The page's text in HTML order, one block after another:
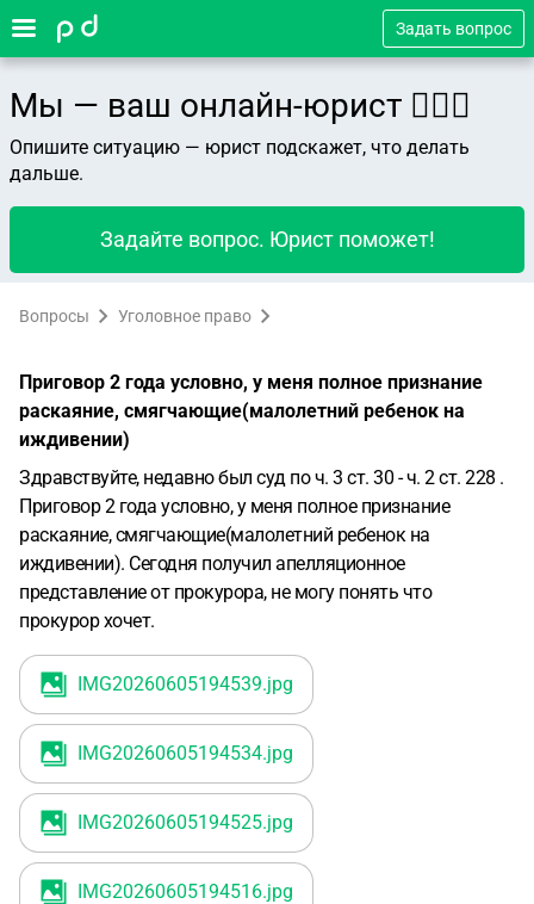
Задать вопрос
Мы — ваш онлайн-юрист 👨🏻‍⚖️
Опишите ситуацию — юрист подскажет, что делать
дальше.
Задайте вопрос. Юрист поможет!
Вопросы Уголовное право
Приговор 2 года условно, у меня полное признание
раскаяние, смягчающие(малолетний ребенок на
иждивении)
Здравствуйте, недавно был суд по ч. 3 ст. 30 - ч. 2 ст. 228 .
Приговор 2 года условно, у меня полное признание
раскаяние, смягчающие(малолетний ребенок на
иждивении). Сегодня получил апелляционное
представление от прокурора, не могу понять что
прокурор хочет.
IMG20260605194539.jpg
IMG20260605194534.jpg
IMG20260605194525.jpg
IMG20260605194516.jpg